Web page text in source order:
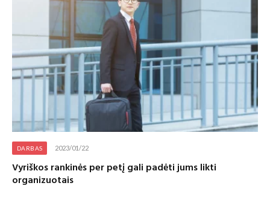
DARBAS 2023/01/22
Vyriškos rankinės per petį gali padėti jums likti
organizuotais